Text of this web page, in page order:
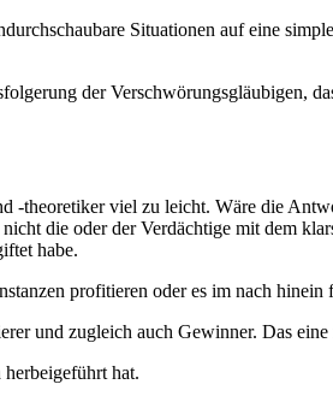
Situationen auf eine
der Verschwörungsgläubigen,
-theoretiker viel zu leicht. Wäre die
die oder der Verdächtige mit dem
habe.
profitieren oder es im nach hinein
und zugleich auch Gewinner. Das
hat.